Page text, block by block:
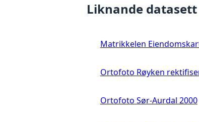
Liknande datasett
Matrikkelen
Ortofoto Røyken
Ortofoto Sør-Aurdal 2000